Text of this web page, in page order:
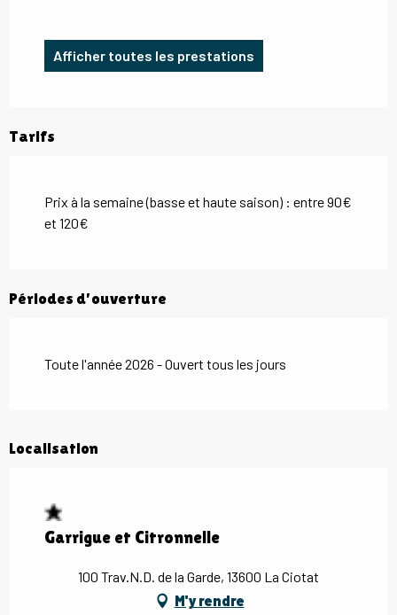
Afficher toutes les prestations
Tarifs
Prix à la semaine (basse et haute saison) : entre 90€
et 120€
Périodes d'ouverture
Toute l'année 2026 - Ouvert tous les jours
Localisation
Garrigue et Citronnelle
100 Trav.N.D. de la Garde, 13600 La Ciotat
M'y rendre